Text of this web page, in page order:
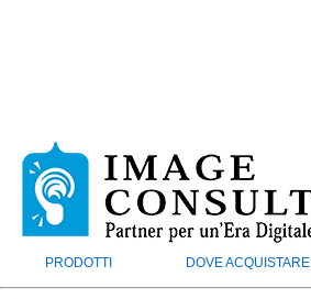
PRODOTTI DOVE ACQUISTARE